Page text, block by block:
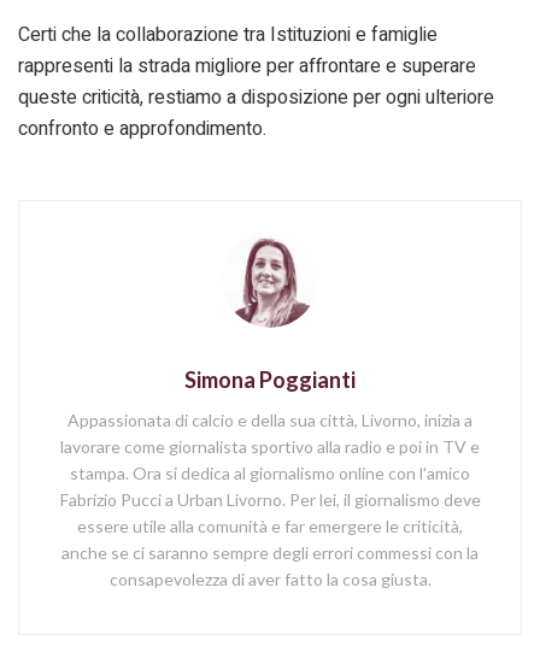
Certi che la collaborazione tra Istituzioni e famiglie
rappresenti la strada migliore per affrontare e superare
queste criticità, restiamo a disposizione per ogni ulteriore
confronto e approfondimento.
Simona Poggianti
Appassionata di calcio e della sua città, Livorno, inizia a
lavorare come giornalista sportivo alla radio e poi in TV e
stampa. Ora si dedica al giornalismo online con l'amico
Fabrizio Pucci a Urban Livorno. Per lei, il giornalismo deve
essere utile alla comunità e far emergere le criticità,
anche se ci saranno sempre degli errori commessi con la
consapevolezza di aver fatto la cosa giusta.